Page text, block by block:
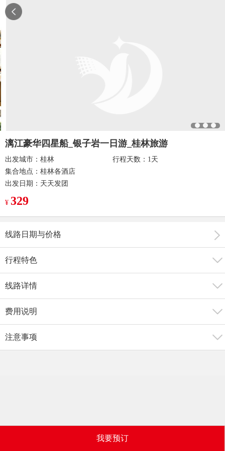
漓江豪华四星船_银子岩一日游_桂林旅游
出发城市： 桂林
行程天数：1天
集合地点： 桂林各酒店
出发日期： 天天发团
¥ 329
线路日期与价格
行程特色
线路详情
费用说明
注意事项
我要预订